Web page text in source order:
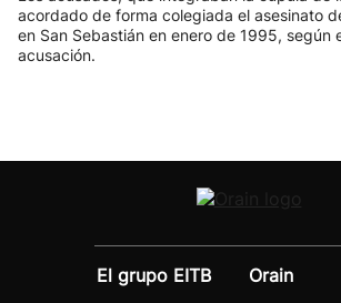
acordado de forma colegiada el asesinato
en San Sebastián en enero de 1995, según
acusación.
El grupo EITB
Orain